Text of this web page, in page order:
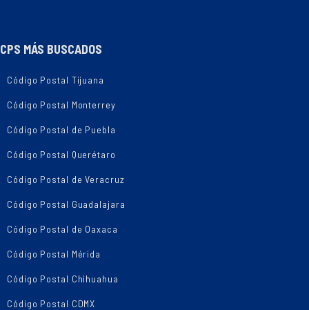
CPS MÁS BUSCADOS
Código Postal Tijuana
Código Postal Monterrey
Código Postal de Puebla
Código Postal Querétaro
Código Postal de Veracruz
Código Postal Guadalajara
Código Postal de Oaxaca
Código Postal Mérida
Código Postal Chihuahua
Código Postal CDMX